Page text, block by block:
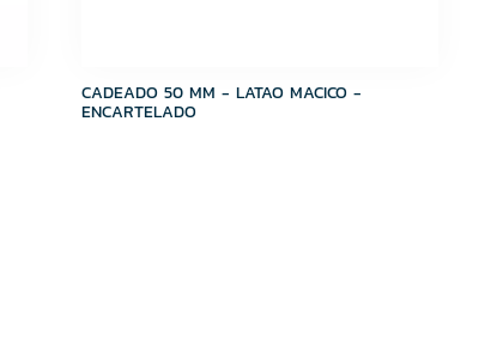
CADEADO 50 MM - LATAO MACICO -
ENCARTELADO